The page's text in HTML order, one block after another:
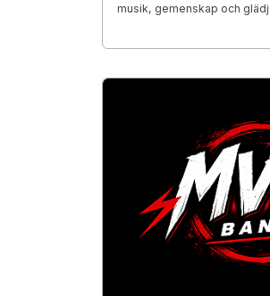
musik, gemenskap och